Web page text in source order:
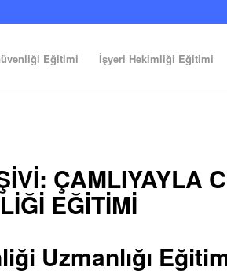
Eğitimi İşyeri Hekimliği Eğitimi
ÇAMLIYAYLA
EĞITIMI
Uzmanlığı